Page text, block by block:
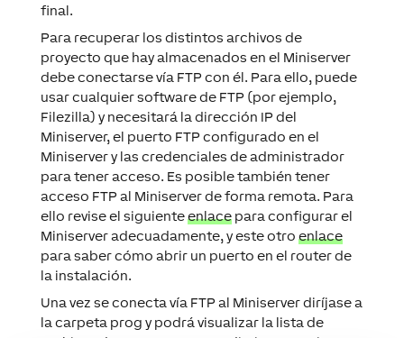
final.
Para recuperar los distintos archivos de
proyecto que hay almacenados en el Miniserver
debe conectarse vía FTP con él. Para ello, puede
usar cualquiersoftwarede FTP (por ejemplo,
Filezilla) y necesitará la dirección IP del
Miniserver, el puerto FTP configurado en el
Miniservery las credenciales de administrador
para tener acceso. Es posible también tener
acceso FTP al Miniserverde forma remota. Para
ello revise el siguienteenlacepara configurar el
Miniserveradecuadamente, y este otro enlace
para saber cómo abrir un puerto en el routerde
la instalación.
Una vez se conecta vía FTP al Miniserverdiríjase a
la carpeta prog y podrá visualizar la lista de